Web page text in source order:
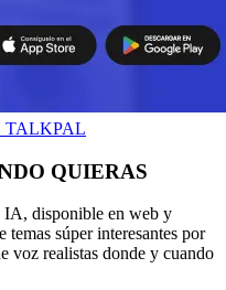
TALKPAL
QUIERAS
IA, disponible en web y
súper interesantes por
voz realistas donde y cuando